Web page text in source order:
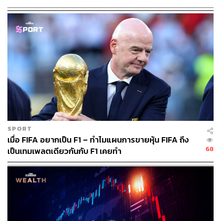
SPORT
เมื่อ FIFA อยากเป็น F1 – ทำไมแผนการขายหุ้น FIFA ถึง
เป็นเทมเพลตเดียวกันกับ F1 เคยทำ
68